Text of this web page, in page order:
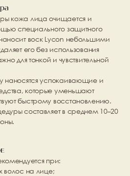
кожа лица очищается и
специального защитного
воск Lycon небольшими
его без использования
для тонкой и чувствительной
наносятся успокаивающие и
которые уменьшают
быстрому восстановлению.
составляет в среднем 10–20
при:
волос на лице;